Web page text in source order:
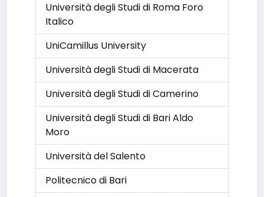
Università degli Studi di Roma Foro
Italico
UniCamillus University
Università degli Studi di Macerata
Università degli Studi di Camerino
Università degli Studi di Bari Aldo
Moro
Università del Salento
Politecnico di Bari